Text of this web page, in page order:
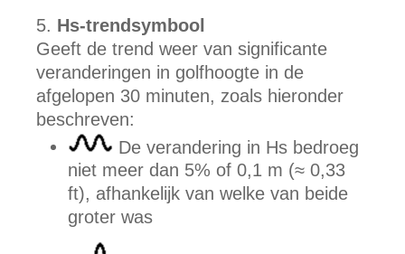
Hs-trendsymbool
Geeft de trend weer van significante
veranderingen in golfhoogte in de
afgelopen 30 minuten, zoals hieronder
beschreven:
De verandering in Hs bedroeg
niet meer dan 5% of 0,1 m (≈ 0,33
ft), afhankelijk van welke van beide
groter was